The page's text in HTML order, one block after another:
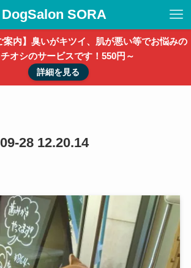
DogSalon SORA
案内】臭いがキツイ、肌が悪い等でお悩みの
オシのサービスです！550円～
詳細を見る
28 12.20.14